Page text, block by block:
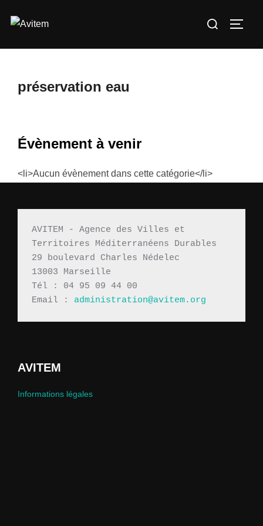
Rechercher :
préservation eau
Évènement à venir
<li>Aucun évènement dans cette catégorie</li>
AVITEM - Agence des Villes et
Territoires Méditerranéens Durables
29 boulevard Charles Nédelec
13003 Marseille
Tél : 04 95 09 44 00
Email : administration@avitem.org
AVITEM
Informations légales